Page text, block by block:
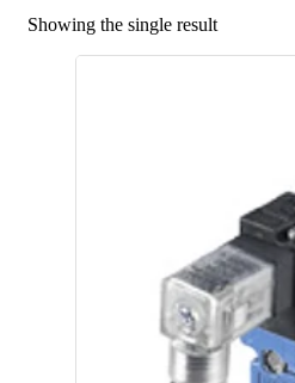
Showing the single result